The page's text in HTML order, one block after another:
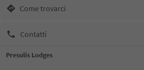
Come trovarci
Contatti
Presulis Lodges